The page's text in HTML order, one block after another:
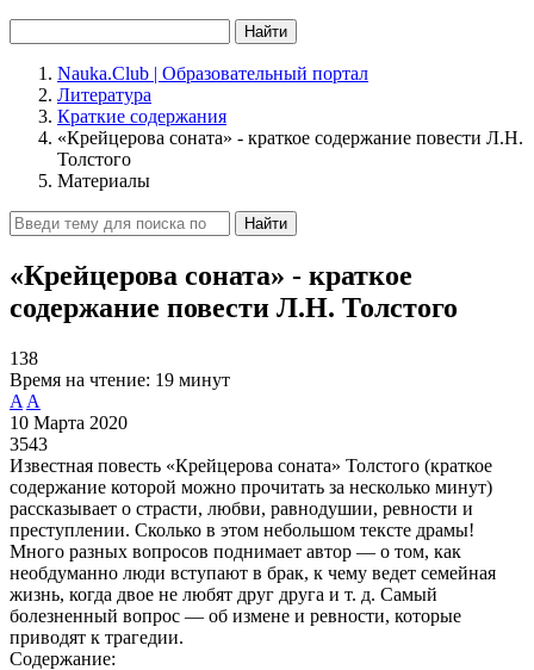
Найти
Nauka.Club | Образовательный портал
Литература
Краткие содержания
«Крейцерова соната» - краткое содержание повести Л.Н.
Толстого
Материалы
Найти
«Крейцерова соната» - краткое
содержание повести Л.Н. Толстого
138
Время на чтение: 19 минут
A A
10 Марта 2020
3543
Известная повесть «Крейцерова соната» Толстого (краткое
содержание которой можно прочитать за несколько минут)
рассказывает о страсти, любви, равнодушии, ревности и
преступлении. Сколько в этом небольшом тексте драмы!
Много разных вопросов поднимает автор — о том, как
необдуманно люди вступают в брак, к чему ведет семейная
жизнь, когда двое не любят друг друга и т. д. Самый
болезненный вопрос — об измене и ревности, которые
приводят к трагедии.
Содержание: